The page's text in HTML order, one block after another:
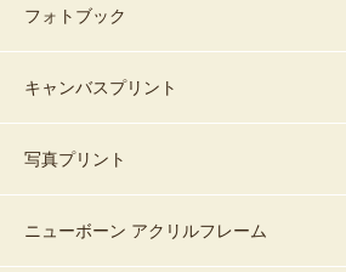
フォトブック
キャンバスプリント
写真プリント
ニューボーン アクリルフレーム